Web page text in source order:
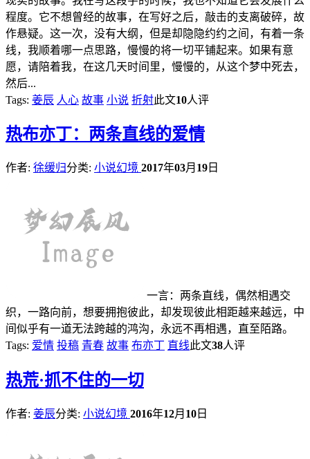
程度。它不想曾经的故事，在写好之后，敲击的支离破碎，故
作悬疑。这一次，没有大纲，但是却隐隐约约之间，有着一条
线，我顺着哪一点思路，慢慢的将一切平铺起来。如果有意
愿，请陪着我，在这几天时间里，慢慢的，从这个梦中死去，
然后...
Tags: 姜辰 人心 故事 小说 折射此文10人评
热布亦丁：两条直线的爱情
作者: 徐缓归分类: 小说幻境 2017年03月 19 日
一言：两条直线，偶然相遇交
织，一路向前，想要拥抱彼此，却发现彼此相距越来越远，中
间似乎有一道无法跨越的鸿沟，永远不再相遇，直至陌路。
Tags: 爱情 投稿 青春 故事 布亦丁 直线此文38人评
热荒·抓不住的一切
作者: 姜辰分类: 小说幻境 2016年12月 10 日